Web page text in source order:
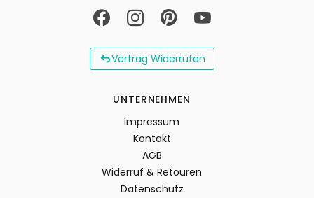
Vertrag Widerrufen
UNTERNEHMEN
Impressum
Kontakt
AGB
Widerruf & Retouren
Datenschutz